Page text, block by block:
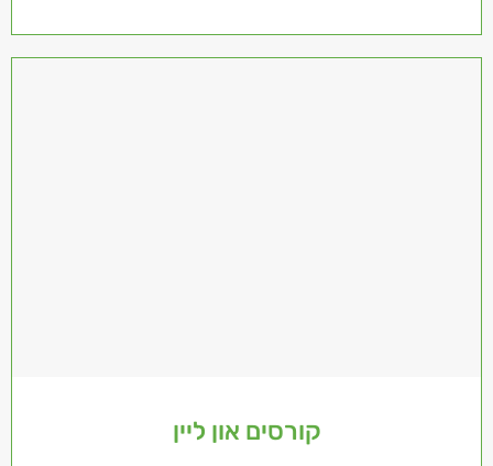
קורסים און ליין